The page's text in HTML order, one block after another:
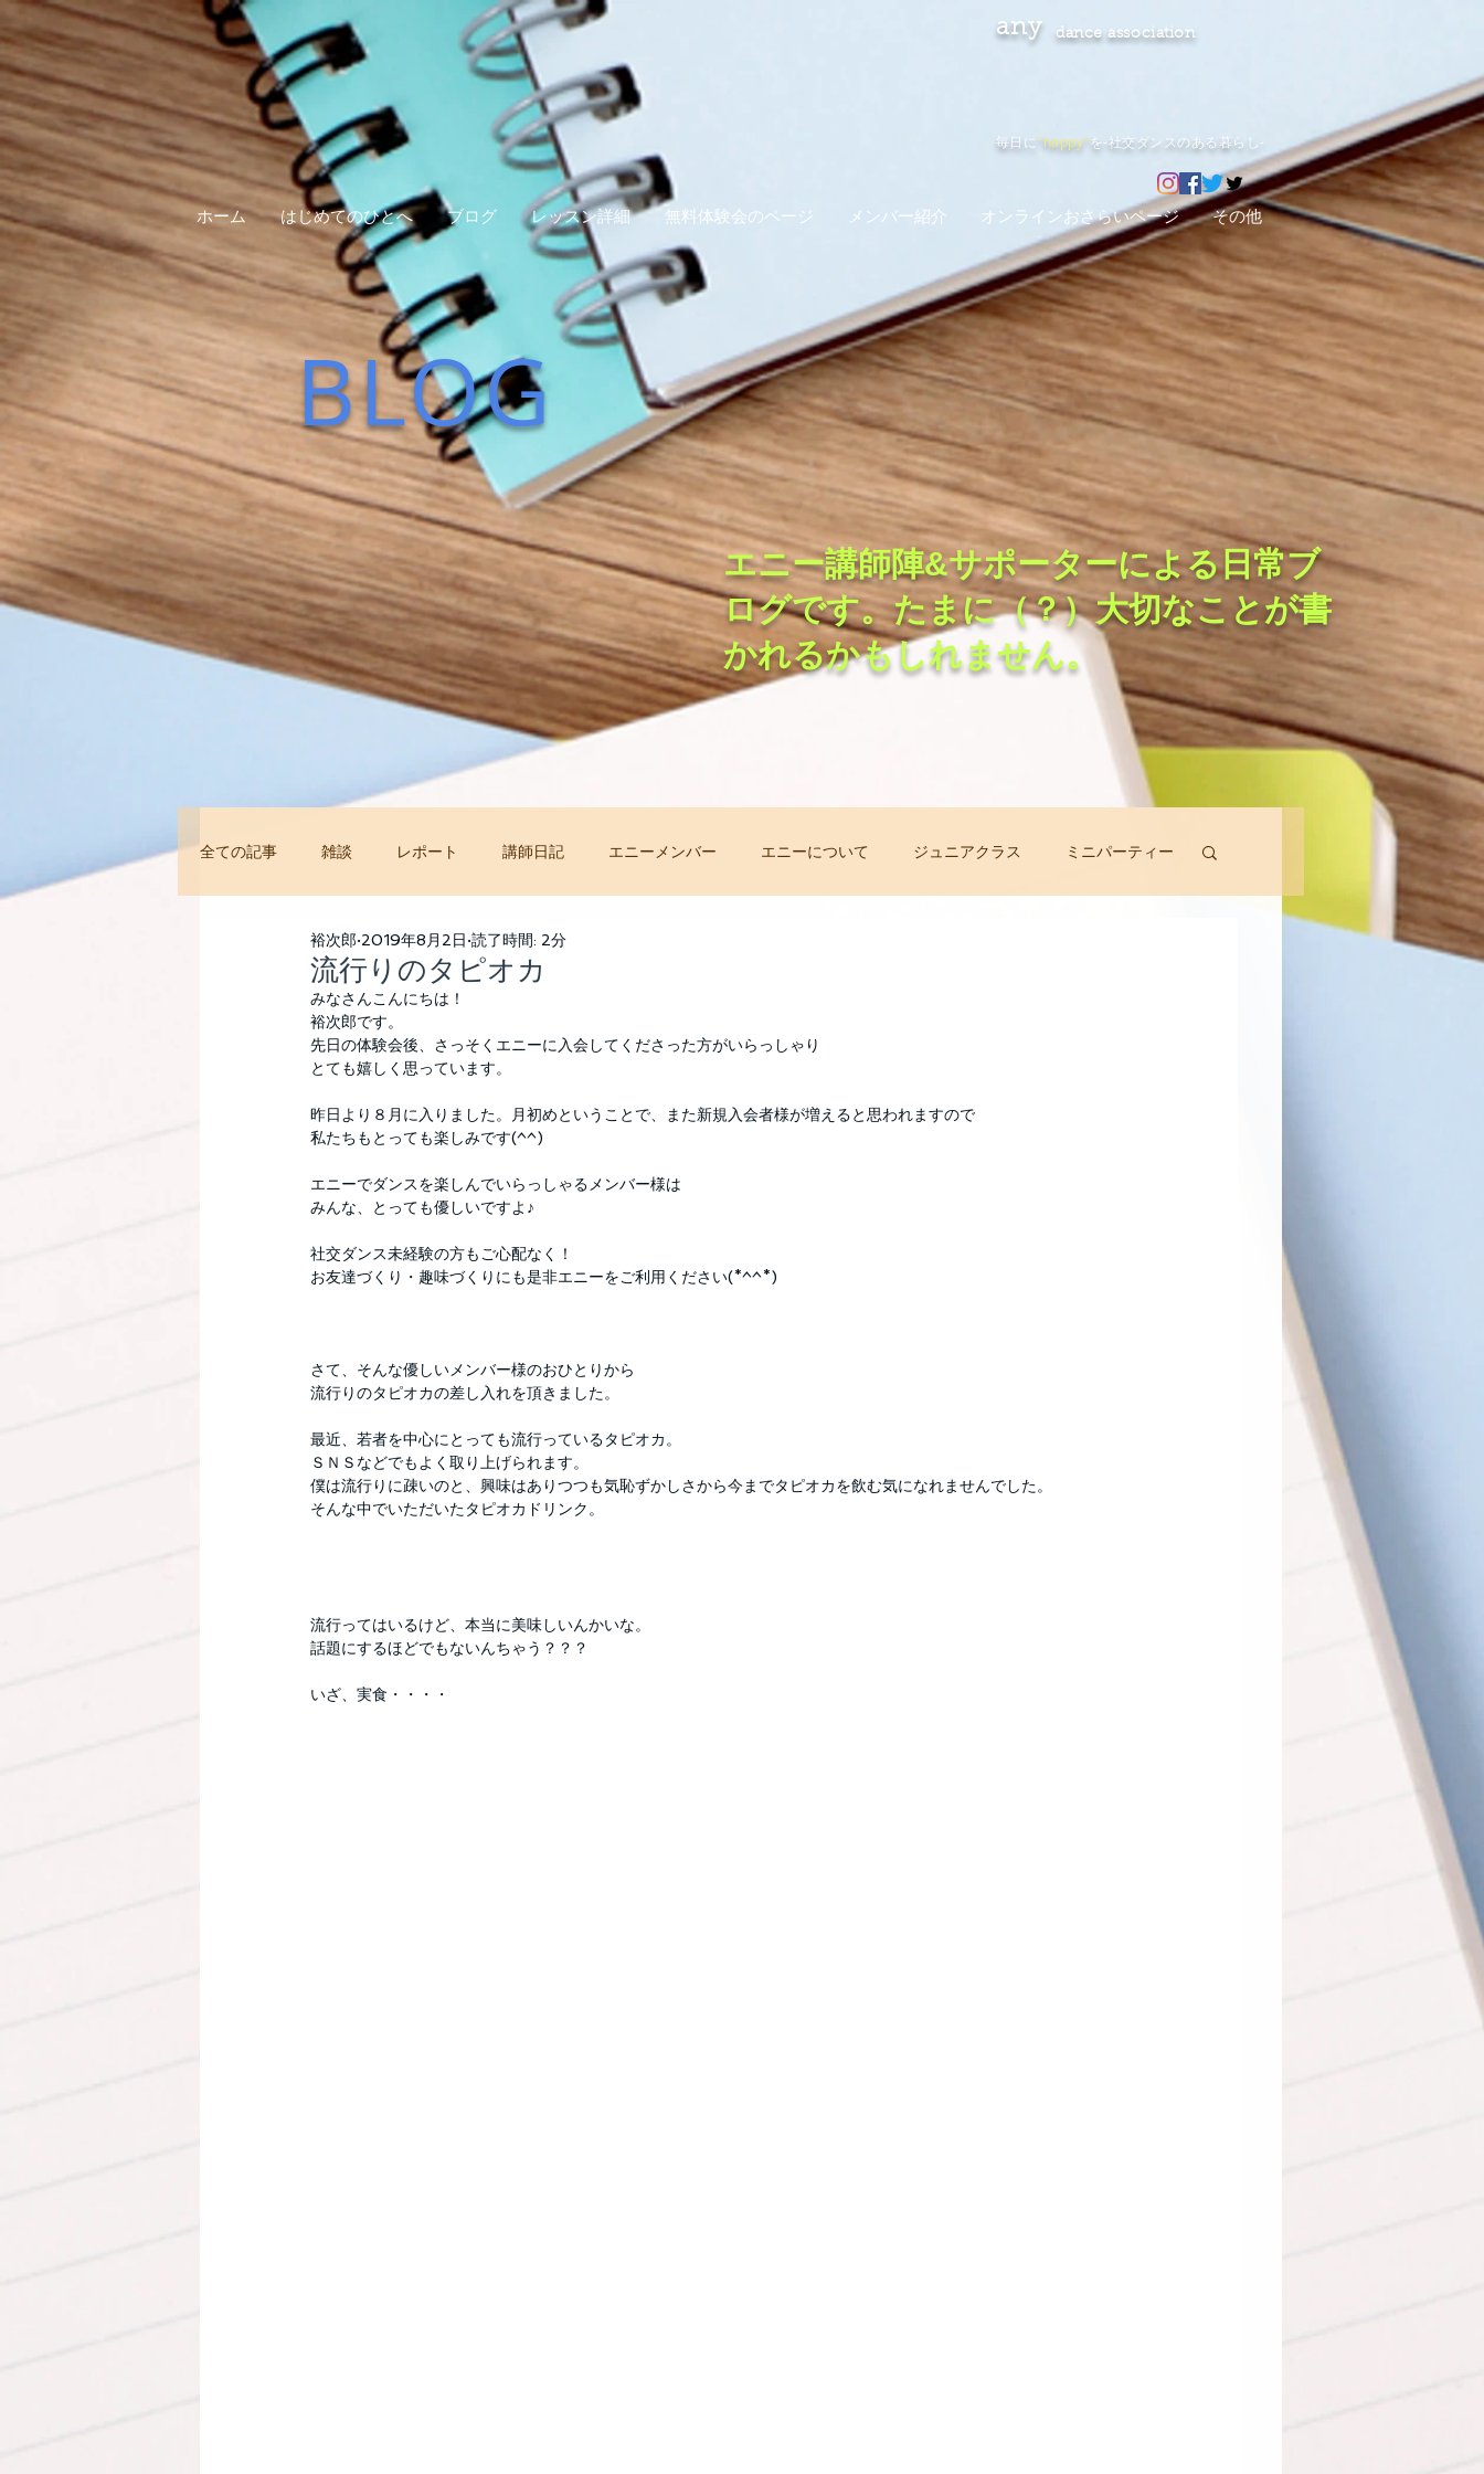
any dance association
毎日に"happy" を-社交ダンスのある暮らし-
ホーム はじめてのひとへ ブログ レッスン詳細 無料体験会のページ メンバー紹介 オンラインおさらいページ その他
BLOG
エニー講師陣&サポーターによる日常ブ
ログです。たまに（？）大切なことが書
かれるかもしれません。
全ての記事 雑談 レポート 講師日記 エニーメンバー エニーについて ジュニアクラス ミニパーティー
今すぐ始める コミュニティ 非常事態オンラインレッスン
流行りのタピオカ
裕次郎 2019年8月2日 読了時間: 2分
みなさんこんにちは！
裕次郎です。
先日の体験会後、さっそくエニーに入会してくださった方がいらっしゃり
とても嬉しく思っています。
昨日より８月に入りました。月初めということで、また新規入会者様が増えると思われますので
私たちもとっても楽しみです(^^)
エニーでダンスを楽しんでいらっしゃるメンバー様は
みんな、とっても優しいですよ♪
社交ダンス未経験の方もご心配なく！
お友達づくり・趣味づくりにも是非エニーをご利用ください(*^^*)
さて、そんな優しいメンバー様のおひとりから
流行りのタピオカの差し入れを頂きました。
最近、若者を中心にとっても流行っているタピオカ。
ＳＮＳなどでもよく取り上げられます。
僕は流行りに疎いのと、興味はありつつも気恥ずかしさから今までタピオカを飲む気になれませんでした。
そんな中でいただいたタピオカドリンク。
流行ってはいるけど、本当に美味しいんかいな。
話題にするほどでもないんちゃう？？？
いざ、実食・・・・